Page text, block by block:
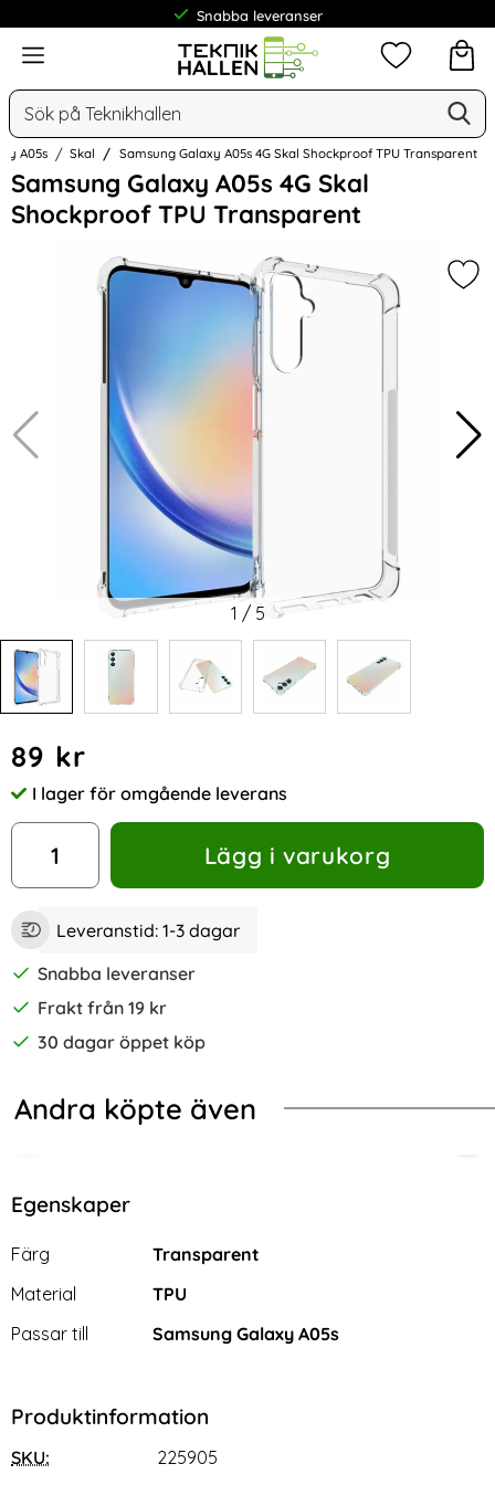
Snabba leveranser
Frakt från 19 kr
Meny
Sök
Mina
A05s Skal Samsung Galaxy A05s 4G Skal Shockproof TPU Transparent
Samsung Galaxy A05s 4G Skal
Shockproof TPU Transparent
Hoppa
över
Bilder
1 / 5
pris
89 kr
Tillgänglighet:
I lager för omgående leverans
antal
Lägg i varukorg
Leveranstid: 1-3 dagar
Snabba leveranser
Frakt från 19 kr
30 dagar öppet köp
Andra köpte även
BlåGalaxy A05s 4G Skal TPU Matt Svart
2-Pack Samsung A05s -
Egenskaper
Egenskaper/attribut för denna produkt
Attribut
Färg
Transparent
Material
TPU
Passar till
Samsung Galaxy A05s
Produktinformation
SKU: 225905